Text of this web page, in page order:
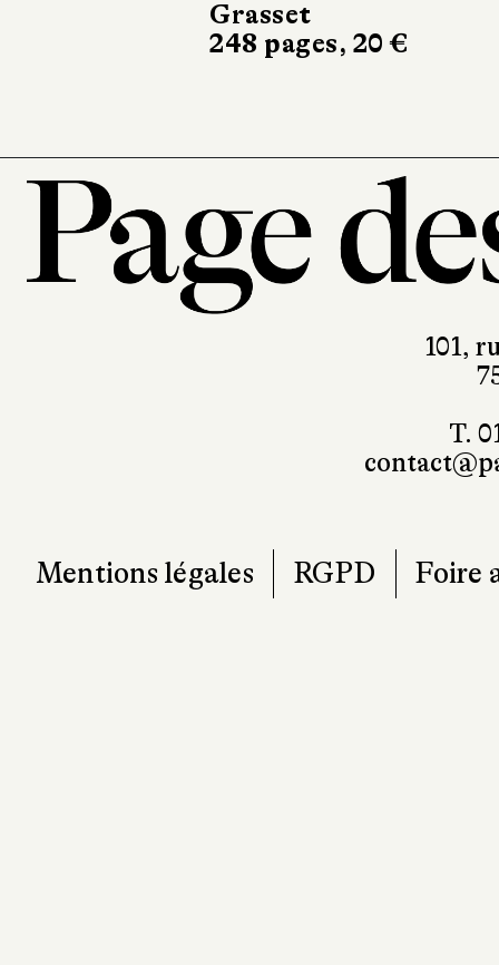
Grasset
248 pages, 20 €
101,
T.
Mentions légales RGPD Foire